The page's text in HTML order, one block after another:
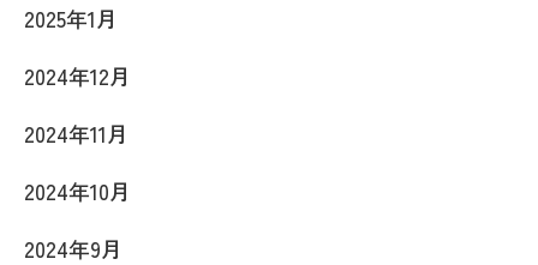
2025年1月
2024年12月
2024年11月
2024年10月
2024年9月